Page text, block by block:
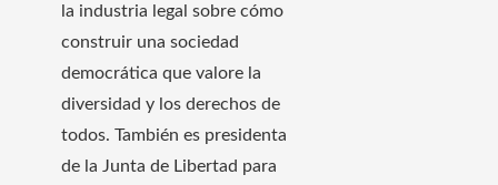
la industria legal sobre cómo
construir una sociedad
democrática que valore la
diversidad y los derechos de
todos. También es presidenta
de la Junta de Libertad para